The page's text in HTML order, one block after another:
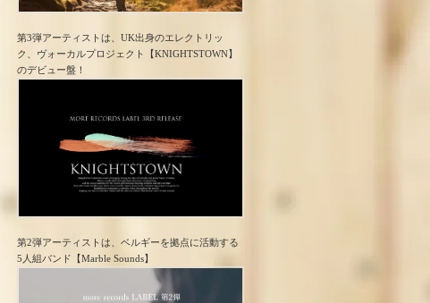
第3弾アーティストは、UK出身のエレクトリッ
ク、ヴォーカルプロジェクト【KNIGHTSTOWN】
のデビュー盤！
第2弾アーティストは、ベルギーを拠点に活動する
5人組バンド【Marble Sounds】